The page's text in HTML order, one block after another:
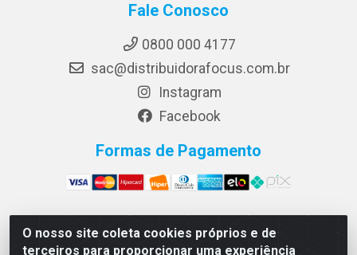
O nosso site coleta cookies próprios e de
terceiros para proporcionar uma experiência
Fale Conosco
0800 000 4177
sac@distribuidorafocus.com.br
Instagram
Facebook
Formas de Pagamento
Focus Distribuidora LTDA - Rua Republica Eslovaca, 1121